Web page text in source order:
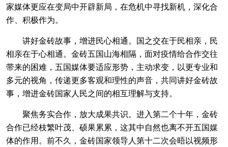
家媒体更应在变局中开辟新局，在危机中寻找新机，深化合
作、积极作为。
讲好金砖故事，增进民心相通。国之交在于民相亲，民
相亲在于心相通。金砖五国山海相隔，面对疫情给合作交往
带来的困难，五国媒体要适应形势，主动求变，以更专业和
多元的视角，传递更多客观和理性的声音，共同讲好金砖故
事，增进金砖国家人民之间的相互理解与支持。
聚焦务实合作，放大成果共识。进入第二个十年，金砖
合作已经枝繁叶茂、硕果累累，这其中自然也离不开五国媒
体的作用。前不久，金砖国家领导人第十二次会晤以视频形